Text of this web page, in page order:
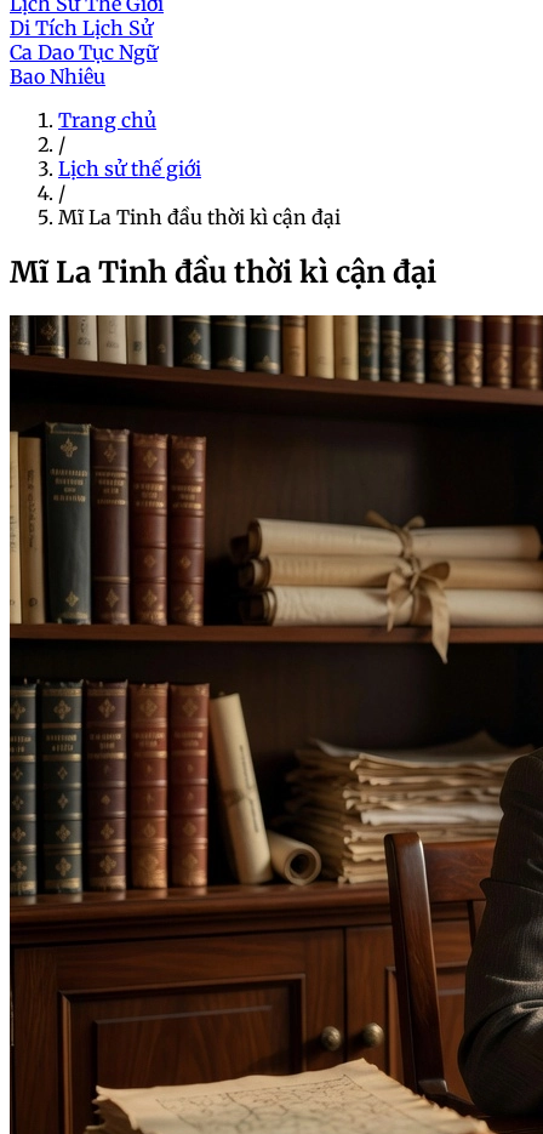
Di Tích Lịch Sử
Ca Dao Tục Ngữ
Bao Nhiêu
Trang chủ
/
Lịch sử thế giới
/
Mĩ La Tinh đầu thời kì cận đại
Mĩ La Tinh đầu thời kì cận đại